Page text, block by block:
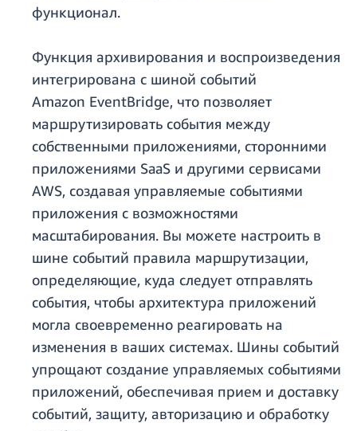
функционал.
Функция архивирования и воспроизведения
интегрирована с шиной событий
Amazon EventBridge, что позволяет
маршрутизировать события между
собственными приложениями, сторонними
приложениями SaaS и другими сервисами
AWS, создавая управляемые событиями
приложения с возможностями
масштабирования. Вы можете настроить в
шине событий правила маршрутизации,
определяющие, куда следует отправлять
события, чтобы архитектура приложений
могла своевременно реагировать на
изменения в ваших системах. Шины событий
упрощают создание управляемых событиями
приложений, обеспечивая прием и доставку
событий, защиту, авторизацию и обработку